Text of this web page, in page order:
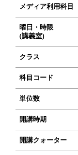
メディア利用科目
曜日・時限
(講義室)
クラス
科目コード
単位数
開講時期
開講クォーター